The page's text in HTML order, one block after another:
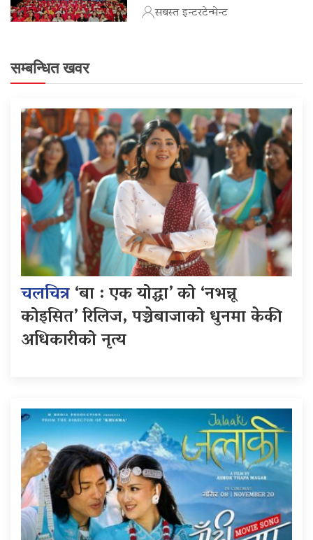
सबस्त इन्टरटेन्मेन्ट
सम्बन्धित खवर
चलचित्र‘बा : एक योद्धा’ को ‘नभन्नू
कोइसित’ रिलिज, पञ्चेबाजाको धुनमा केकी
अधिकारीको नृत्य